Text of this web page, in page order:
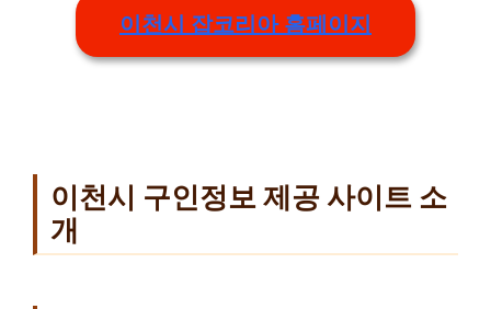
이천시 잡코리아 홈페이지
이천시 구인정보 제공 사이트 소
개